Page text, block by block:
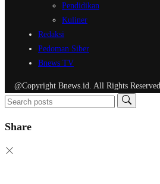
Pendidikan
Kuliner
Redaksi
Pedoman Siber
Bnews TV
@Copyright Bnews.id. All Rights Reserved
Share